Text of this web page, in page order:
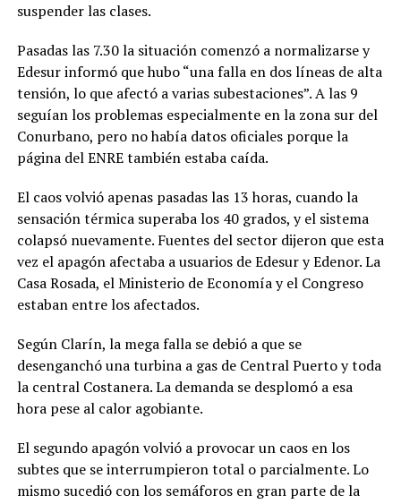
suspender las clases.
Pasadas las 7.30 la situación comenzó a normalizarse y
Edesur informó que hubo “una falla en dos líneas de alta
tensión, lo que afectó a varias subestaciones”. A las 9
seguían los problemas especialmente en la zona sur del
Conurbano, pero no había datos oficiales porque la
página del ENRE también estaba caída.
El caos volvió apenas pasadas las 13 horas, cuando la
sensación térmica superaba los 40 grados, y el sistema
colapsó nuevamente. Fuentes del sector dijeron que esta
vez el apagón afectaba a usuarios de Edesur y Edenor. La
Casa Rosada, el Ministerio de Economía y el Congreso
estaban entre los afectados.
Según Clarín, la mega falla se debió a que se
desenganchó una turbina a gas de Central Puerto y toda
la central Costanera. La demanda se desplomó a esa
hora pese al calor agobiante.
El segundo apagón volvió a provocar un caos en los
subtes que se interrumpieron total o parcialmente. Lo
mismo sucedió con los semáforos en gran parte de la